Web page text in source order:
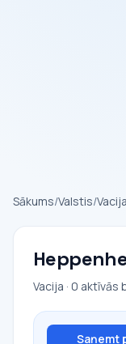
Sākums/Valstis/Vacija
Vacija · 0 aktīvās
Saņemt